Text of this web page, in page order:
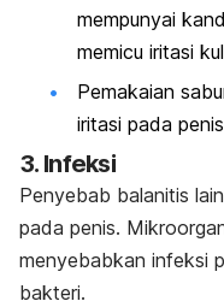
mempunyai
memicu iritasi
Pemakaian
iritasi pada
3. Infeksi
Penyebab balanitis
pada penis.
menyebabkan infeksi
bakteri.